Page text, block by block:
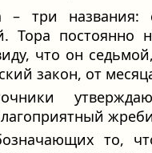
– три названия:
Тора постоянно
что он
закон, от
то,